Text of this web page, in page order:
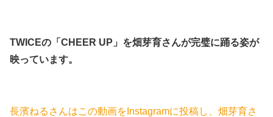
TWICEの「CHEER UP」を畑芽育さんが完璧に踊る姿が
映っています。
長濱ねるさんはこの動画をInstagramに投稿し、畑芽育さ